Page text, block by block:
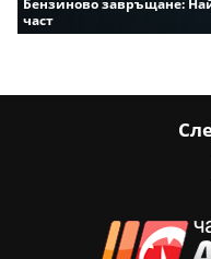
Бензиново завръщане:
част